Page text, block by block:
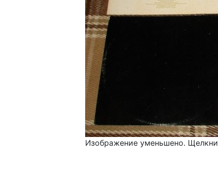
Изображение уменьшено.